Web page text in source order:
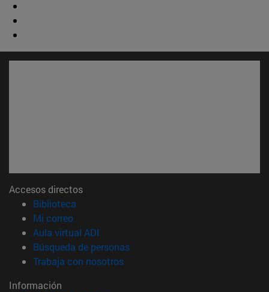
Accesos directos
Biblioteca
Mi correo(abre en nueva ventana)
Aula virtual ADI
Búsqueda de personas(abre en nueva ventana)
Trabaja con nosotros(abre en nueva ventana)
Información